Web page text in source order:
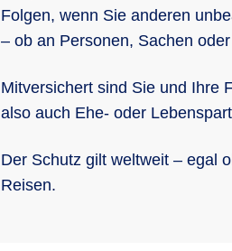
Folgen, wenn Sie anderen
– ob an Personen, Sachen
Mitversichert sind Sie und Ihre
also auch Ehe- oder
Der Schutz gilt weltweit – egal
Reisen.